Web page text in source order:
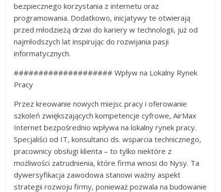
bezpiecznego korzystania z internetu oraz
programowania. Dodatkowo, inicjatywy te otwierają
przed młodzieżą drzwi do kariery w technologii, już od
najmłodszych lat inspirując do rozwijania pasji
informatycznych.
#################### Wpływ na Lokalny Rynek
Pracy
Przez kreowanie nowych miejsc pracy i oferowanie
szkoleń zwiększających kompetencje cyfrowe, AirMax
Internet bezpośrednio wpływa na lokalny rynek pracy.
Specjaliści od IT, konsultanci ds. wsparcia technicznego,
pracownicy obsługi klienta – to tylko niektóre z
możliwości zatrudnienia, które firma wnosi do Nysy. Ta
dywersyfikacja zawodowa stanowi ważny aspekt
strategii rozwoju firmy, ponieważ pozwala na budowanie